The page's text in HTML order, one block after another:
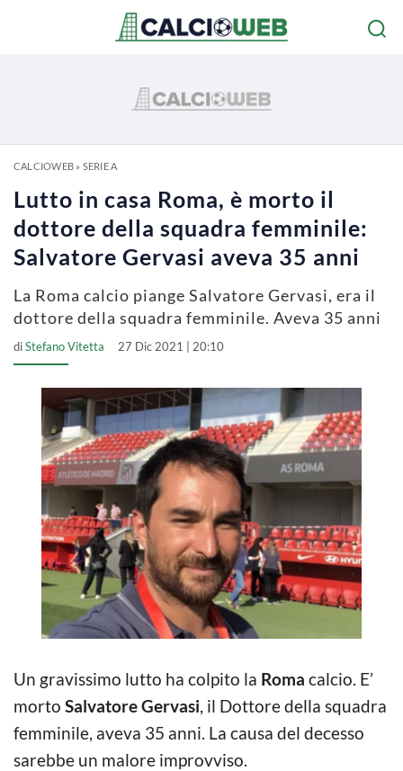
CALCIOWEB» SERIE A
Lutto in casa Roma, è morto il
dottore della squadra femminile:
Salvatore Gervasi aveva 35 anni
La Roma calcio piange Salvatore Gervasi, era il
dottore della squadra femminile. Aveva 35 anni
diStefano Vitetta 27 Dic 2021 | 20:10
Un gravissimo lutto ha colpito la Roma calcio. E’
morto Salvatore Gervasi, il Dottore della squadra
femminile, aveva 35 anni. La causa del decesso
sarebbe un malore improvviso.